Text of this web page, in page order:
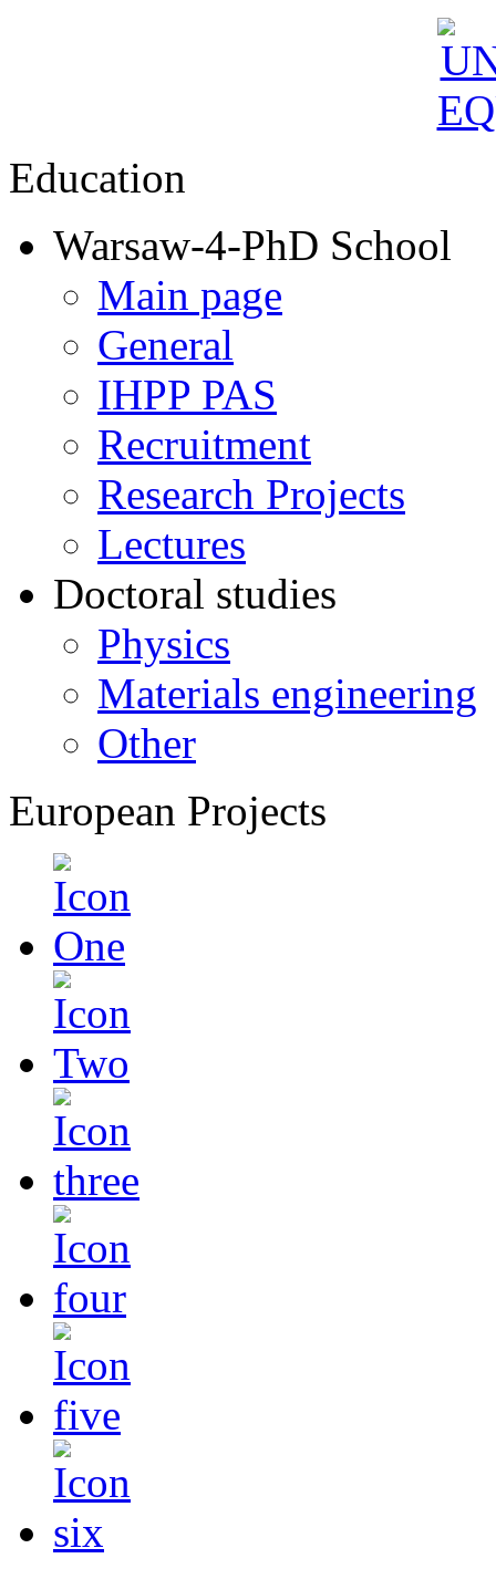
Education
Warsaw-4-PhD School
Main page
General
IHPP PAS
Recruitment
Research Projects
Lectures
Doctoral studies
Physics
Materials engineering
Other
European Projects